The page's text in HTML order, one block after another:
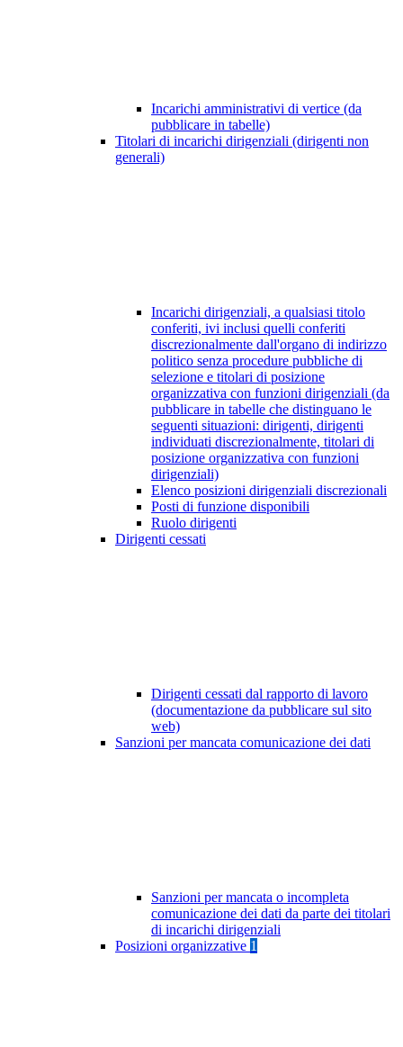
Incarichi amministrativi di vertice (da
pubblicare in tabelle)
Titolari di incarichi dirigenziali (dirigenti non
generali)
Incarichi dirigenziali, a qualsiasi titolo
conferiti, ivi inclusi quelli conferiti
discrezionalmente dall'organo di indirizzo
politico senza procedure pubbliche di
selezione e titolari di posizione
organizzativa con funzioni dirigenziali (da
pubblicare in tabelle che distinguano le
seguenti situazioni: dirigenti, dirigenti
individuati discrezionalmente, titolari di
posizione organizzativa con funzioni
dirigenziali)
Elenco posizioni dirigenziali discrezionali
Posti di funzione disponibili
Ruolo dirigenti
Dirigenti cessati
Dirigenti cessati dal rapporto di lavoro
(documentazione da pubblicare sul sito
web)
Sanzioni per mancata comunicazione dei dati
Sanzioni per mancata o incompleta
comunicazione dei dati da parte dei titolari
di incarichi dirigenziali
Posizioni organizzative 1